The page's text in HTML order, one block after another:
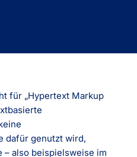
für „Hypertext Markup
dafür genutzt wird,
also beispielsweise im